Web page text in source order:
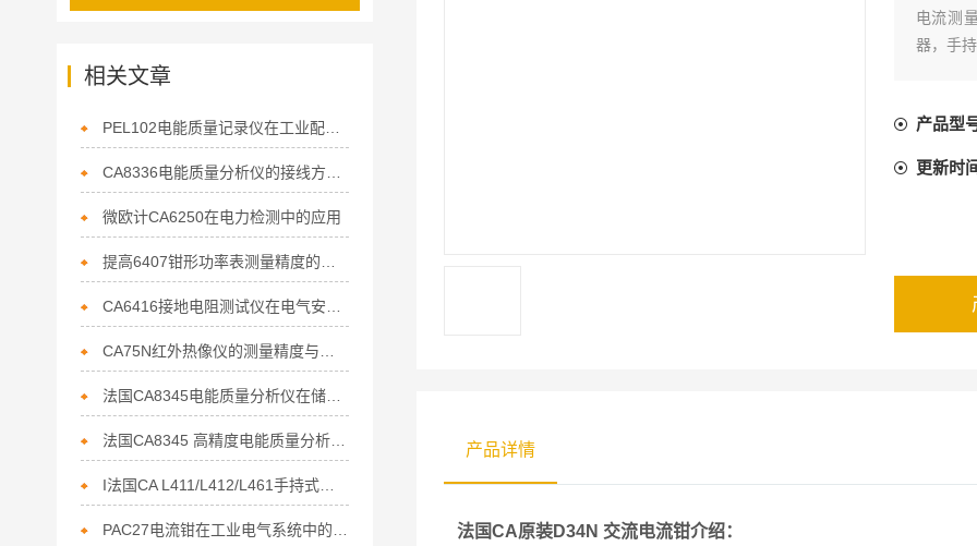
电流测
器，手
产品型号
更新时间
产品详情
法国CA原装D34N 交流电流钳介绍：
相关文章
微欧计CA6250在电力检测中的应用
法国CA8345电能质量分析仪在储能行业电能管理的核心利器
法国CA8345 高精度电能质量分析仪赋能节能行业的精准监测利器
I法国CA L411/L412/L461手持式数据记录仪上市通知